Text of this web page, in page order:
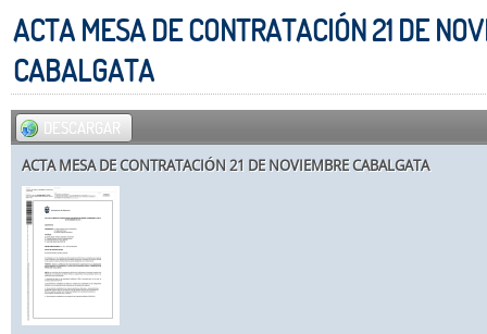
ACTA MESA DE CONTRATACIÓN 21 DE
CABALGATA
DESCARGAR
ACTA MESA DE CONTRATACIÓN 21 DE NOVIEMBRE CABALGATA